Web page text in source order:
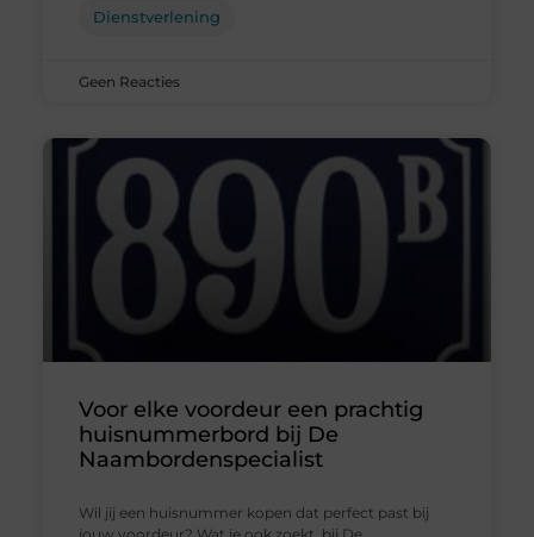
Dienstverlening
Geen Reacties
Voor elke voordeur een prachtig
huisnummerbord bij De
Naambordenspecialist
Wil jij een huisnummer kopen dat perfect past bij